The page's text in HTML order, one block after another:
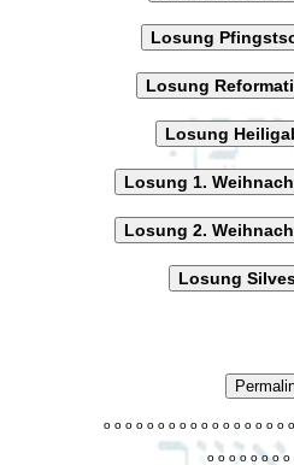
Losung
Losung
Losung
Losung 1.
Losung 2.
Losung
o o o o o o o o o o o o o o o o o o
o o o o o o o o